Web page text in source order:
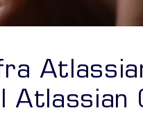
Atlassian